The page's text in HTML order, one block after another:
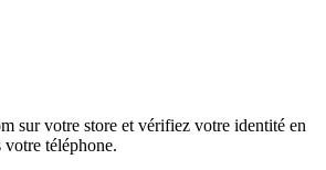
sur votre store et vérifiez votre identité en
votre téléphone.